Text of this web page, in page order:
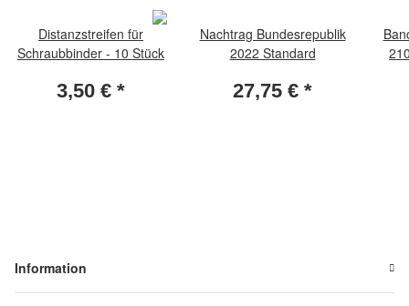
Distanzstreifen für
Schraubbinder - 10 Stück
3,50 € *
Nachtrag Bundesrepublik
2022 Standard
27,75 € *
Information